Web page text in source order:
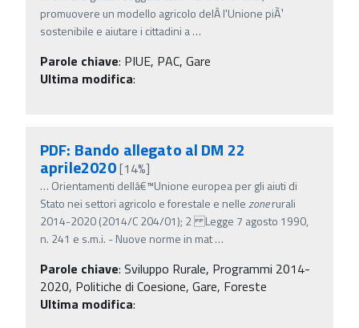
promuovere un modello agricolo delÂ­ l'Unione piÃ¹
sostenibile e aiutare i cittadini a…
Parole chiave: PIUE, PAC, Gare
Ultima modifica:
PDF: Bando allegato al DM 22
aprile2020[14%]
… Orientamenti dellâ€™Unione europea per gli aiuti di
Stato nei settori agricolo e forestale e nellezonerurali
2014-2020 (2014/C 204/01); 2 Legge 7 agosto 1990,
n. 241 e s.m.i. - Nuove norme in mat…
Parole chiave: Sviluppo Rurale, Programmi 2014-
2020, Politiche di Coesione, Gare, Foreste
Ultima modifica: